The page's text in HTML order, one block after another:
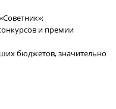
и премии
бюджетов, значительно